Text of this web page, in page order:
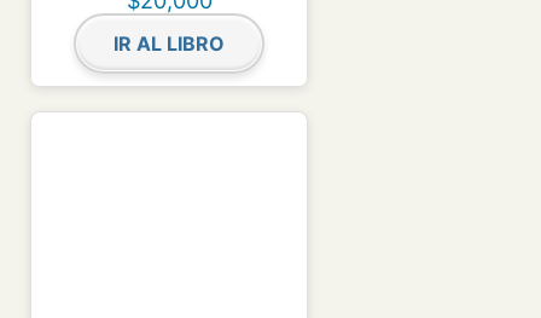
IR AL LIBRO